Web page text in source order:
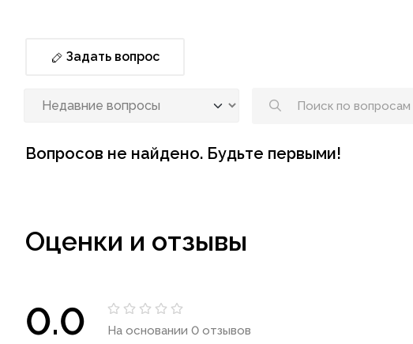
Задать вопрос
Вопросов не найдено. Будьте первыми!
Оценки и отзывы
0.0 На основании 0 отзывов